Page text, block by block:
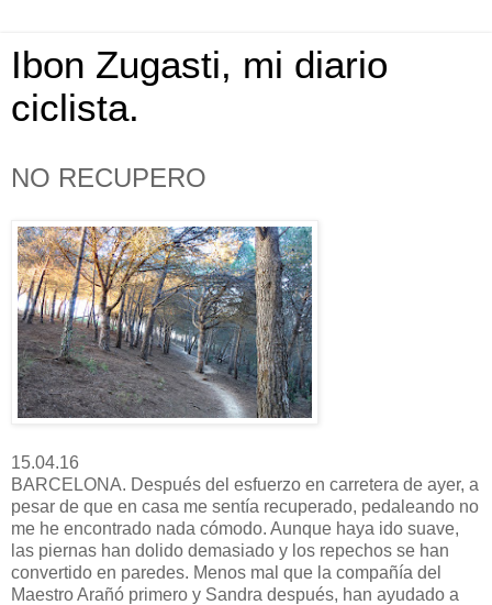
Ibon Zugasti, mi diario
ciclista.
NO RECUPERO
15.04.16
BARCELONA. Después del esfuerzo en carretera de ayer, a
pesar de que en casa me sentía recuperado, pedaleando no
me he encontrado nada cómodo. Aunque haya ido suave,
las piernas han dolido demasiado y los repechos se han
convertido en paredes. Menos mal que la compañía del
Maestro Arañó primero y Sandra después, han ayudado a